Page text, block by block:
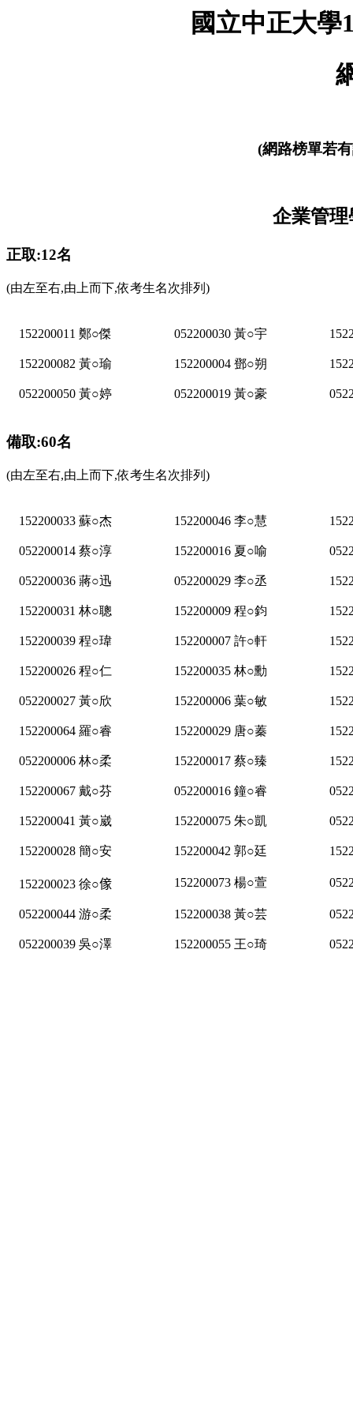
國立中正大學
(網路榜單若
企業管
正取:12名
(由左至右,由上而下,依考生名次排列)
152200011 鄭○傑 052200030 黃○宇
152200082 黃○瑜 152200004 鄧○朔
052200050 黃○婷 052200019 黃○豪
備取:60名
(由左至右,由上而下,依考生名次排列)
152200033 蘇○杰 152200046 李○慧
052200014 蔡○淳 152200016 夏○喻
052200036 蔣○迅 052200029 李○丞
152200031 林○聰 152200009 程○鈞
152200039 程○瑋 152200007 許○軒
152200026 程○仁 152200035 林○勳
052200027 黃○欣 152200006 葉○敏
152200064 羅○睿 152200029 唐○蓁
052200006 林○柔 152200017 蔡○臻
152200067 戴○芬 052200016 鐘○睿
152200041 黃○崴 152200075 朱○凱
152200028 簡○安 152200042 郭○廷
152200023 徐○𠎵 152200073 楊○萱
052200044 游○柔 152200038 黃○芸
052200039 吳○澤 152200055 王○琦